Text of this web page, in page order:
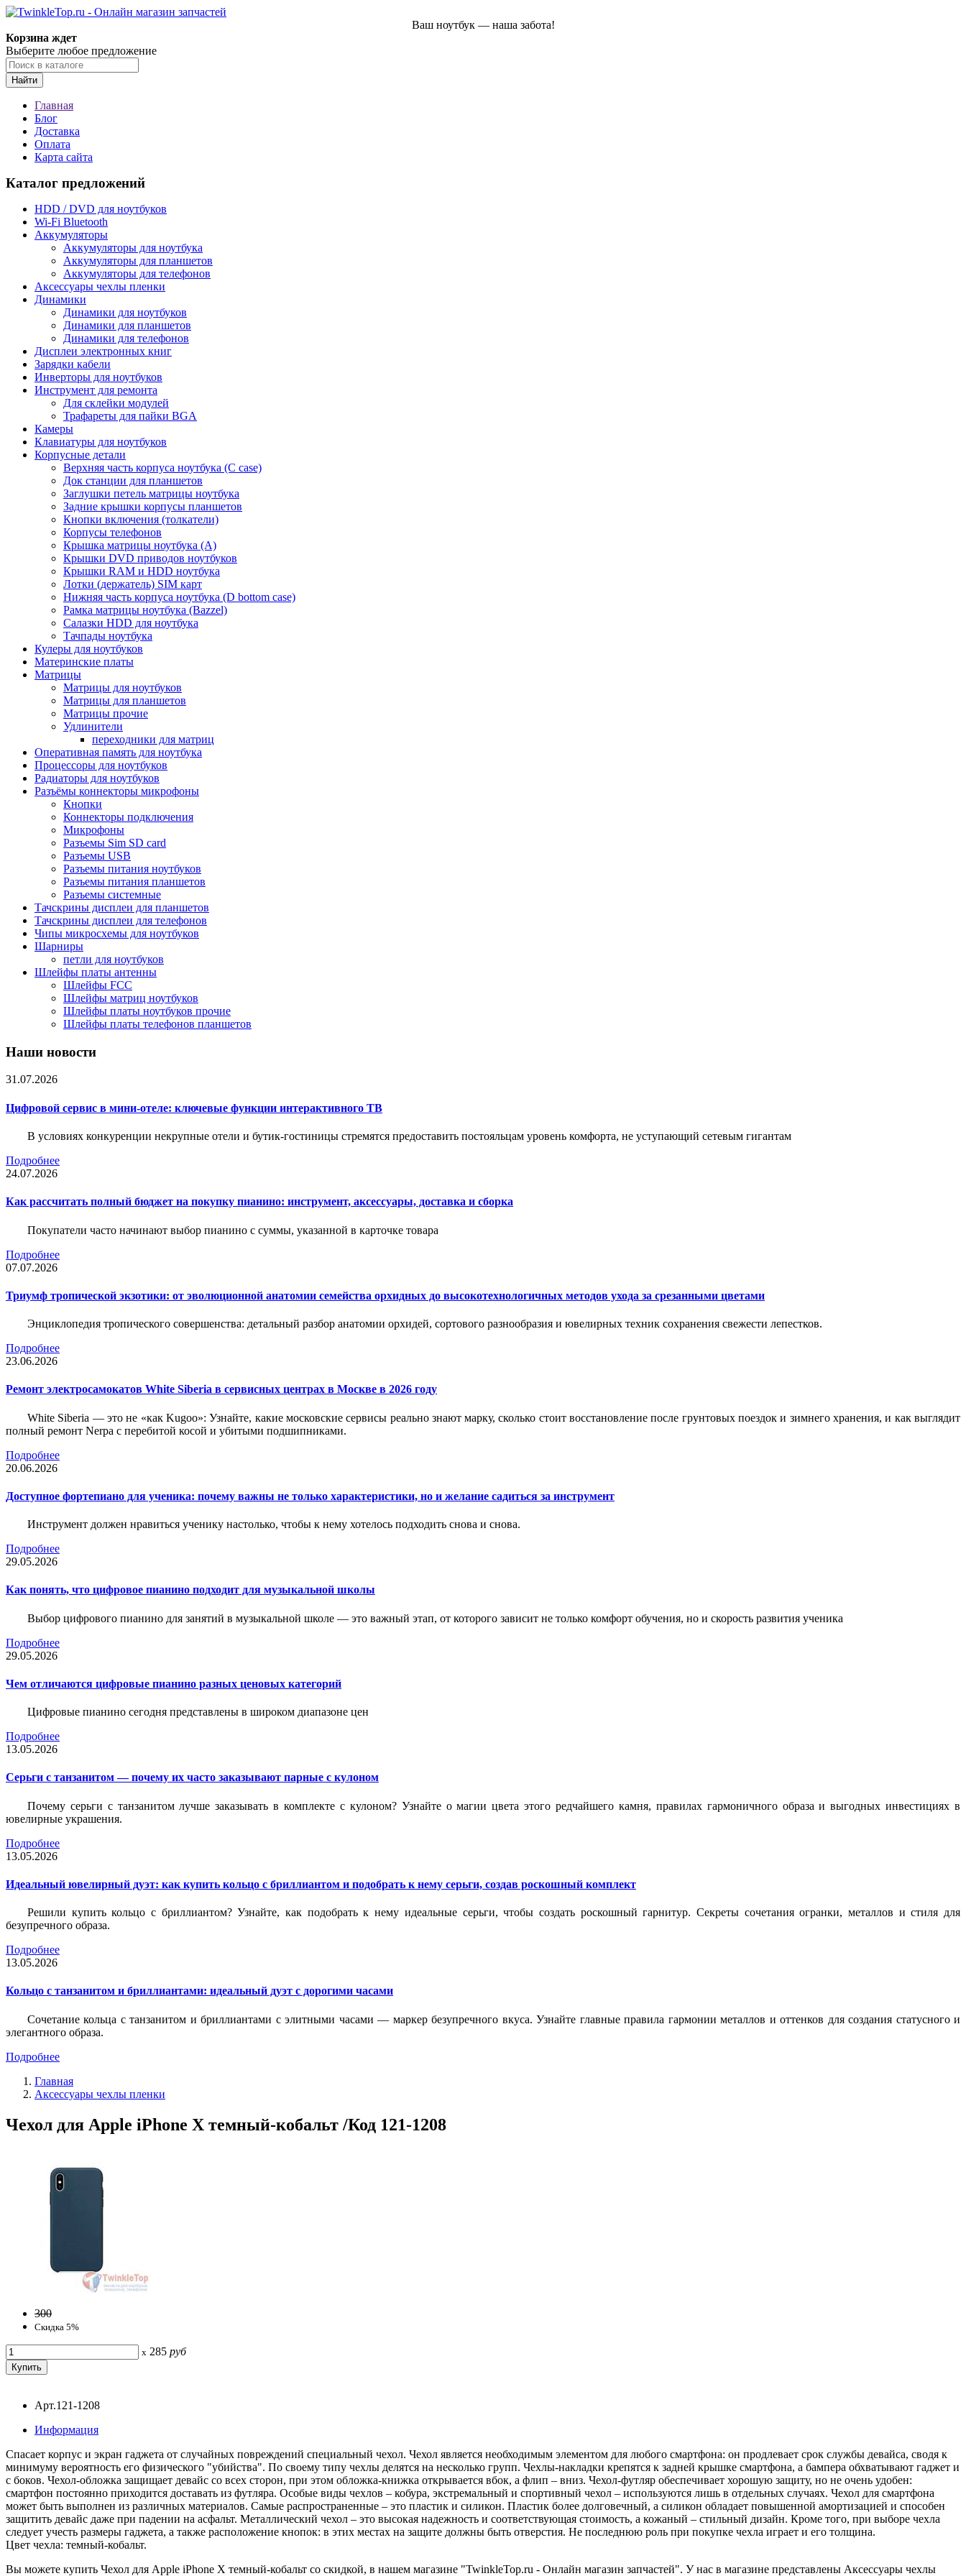
Ваш ноутбук — наша забота!
Корзина ждет
Выберите любое предложение
Найти
Главная
Блог
Доставка
Оплата
Карта сайта
Каталог предложений
HDD / DVD для ноутбуков
Wi-Fi Bluetooth
Аккумуляторы
Аккумуляторы для ноутбука
Аккумуляторы для планшетов
Аккумуляторы для телефонов
Аксессуары чехлы пленки
Динамики
Динамики для ноутбуков
Динамики для планшетов
Динамики для телефонов
Дисплеи электронных книг
Зарядки кабели
Инверторы для ноутбуков
Инструмент для ремонта
Для склейки модулей
Трафареты для пайки BGA
Камеры
Клавиатуры для ноутбуков
Корпусные детали
Верхняя часть корпуса ноутбука (С case)
Док станции для планшетов
Заглушки петель матрицы ноутбука
Задние крышки корпусы планшетов
Кнопки включения (толкатели)
Корпусы телефонов
Крышка матрицы ноутбука (A)
Крышки DVD приводов ноутбуков
Крышки RAM и HDD ноутбука
Лотки (держатель) SIM карт
Нижняя часть корпуса ноутбука (D bottom case)
Рамка матрицы ноутбука (Bazzel)
Салазки HDD для ноутбука
Тачпады ноутбука
Кулеры для ноутбуков
Материнские платы
Матрицы
Матрицы для ноутбуков
Матрицы для планшетов
Матрицы прочие
Удлинители
переходники для матриц
Оперативная память для ноутбука
Процессоры для ноутбуков
Радиаторы для ноутбуков
Разъёмы коннекторы микрофоны
Кнопки
Коннекторы подключения
Микрофоны
Разъемы Sim SD card
Разъемы USB
Разъемы питания ноутбуков
Разъемы питания планшетов
Разъемы системные
Тачскрины дисплеи для планшетов
Тачскрины дисплеи для телефонов
Чипы микросхемы для ноутбуков
Шарниры
петли для ноутбуков
Шлейфы платы антенны
Шлейфы FCC
Шлейфы матриц ноутбуков
Шлейфы платы ноутбуков прочие
Шлейфы платы телефонов планшетов
Наши новости
31.07.2026
Цифровой сервис в мини-отеле: ключевые функции интерактивного ТВ
В условиях конкуренции некрупные отели и бутик-гостиницы стремятся предоставить постояльцам уровень комфорта, не уступающий сетевым гигантам
Подробнее
24.07.2026
Как рассчитать полный бюджет на покупку пианино: инструмент, аксессуары, доставка и сборка
Покупатели часто начинают выбор пианино с суммы, указанной в карточке товара
Подробнее
07.07.2026
Триумф тропической экзотики: от эволюционной анатомии семейства орхидных до высокотехнологичных методов ухода за срезанными цветами
Энциклопедия тропического совершенства: детальный разбор анатомии орхидей, сортового разнообразия и ювелирных техник сохранения свежести лепестков.
Подробнее
23.06.2026
Ремонт электросамокатов White Siberia в сервисных центрах в Москве в 2026 году
White Siberia — это не «как Kugoo»: Узнайте, какие московские сервисы реально знают марку, сколько стоит восстановление после грунтовых поездок и зимнего хранения, и как выглядит
полный ремонт Nerpa с перебитой косой и убитыми подшипниками.
Подробнее
20.06.2026
Доступное фортепиано для ученика: почему важны не только характеристики, но и желание садиться за инструмент
Инструмент должен нравиться ученику настолько, чтобы к нему хотелось подходить снова и снова.
Подробнее
29.05.2026
Как понять, что цифровое пианино подходит для музыкальной школы
Выбор цифрового пианино для занятий в музыкальной школе — это важный этап, от которого зависит не только комфорт обучения, но и скорость развития ученика
Подробнее
29.05.2026
Чем отличаются цифровые пианино разных ценовых категорий
Цифровые пианино сегодня представлены в широком диапазоне цен
Подробнее
13.05.2026
Серьги с танзанитом — почему их часто заказывают парные с кулоном
Почему серьги с танзанитом лучше заказывать в комплекте с кулоном? Узнайте о магии цвета этого редчайшего камня, правилах гармоничного образа и выгодных инвестициях в
ювелирные украшения.
Подробнее
13.05.2026
Идеальный ювелирный дуэт: как купить кольцо с бриллиантом и подобрать к нему серьги, создав роскошный комплект
Решили купить кольцо с бриллиантом? Узнайте, как подобрать к нему идеальные серьги, чтобы создать роскошный гарнитур. Секреты сочетания огранки, металлов и стиля для
безупречного образа.
Подробнее
13.05.2026
Кольцо с танзанитом и бриллиантами: идеальный дуэт с дорогими часами
Сочетание кольца с танзанитом и бриллиантами с элитными часами — маркер безупречного вкуса. Узнайте главные правила гармонии металлов и оттенков для создания статусного и
элегантного образа.
Подробнее
Главная
Аксессуары чехлы пленки
Чехол для Apple iPhone X темный-кобальт /Код 121-1208
300
Скидка 5%
x 285 руб
Арт.121-1208
Информация
Спасает корпус и экран гаджета от случайных повреждений специальный чехол. Чехол является необходимым элементом для любого смартфона: он продлевает срок службы девайса, сводя к
минимуму вероятность его физического "убийства". По своему типу чехлы делятся на несколько групп. Чехлы-накладки крепятся к задней крышке смартфона, а бампера обхватывают гаджет и
с боков. Чехол-обложка защищает девайс со всех сторон, при этом обложка-книжка открывается вбок, а флип – вниз. Чехол-футляр обеспечивает хорошую защиту, но не очень удобен:
смартфон постоянно приходится доставать из футляра. Особые виды чехлов – кобура, экстремальный и спортивный чехол – используются лишь в отдельных случаях. Чехол для смартфона
может быть выполнен из различных материалов. Самые распространенные – это пластик и силикон. Пластик более долговечный, а силикон обладает повышенной амортизацией и способен
защитить девайс даже при падении на асфальт. Металлический чехол – это высокая надежность и соответствующая стоимость, а кожаный – стильный дизайн. Кроме того, при выборе чехла
следует учесть размеры гаджета, а также расположение кнопок: в этих местах на защите должны быть отверстия. Не последнюю роль при покупке чехла играет и его толщина.
Цвет чехла: темный-кобальт.
Вы можете купить Чехол для Apple iPhone X темный-кобальт со скидкой, в нашем магазине "TwinkleTop.ru - Онлайн магазин запчастей". У нас в магазине представлены Аксессуары чехлы